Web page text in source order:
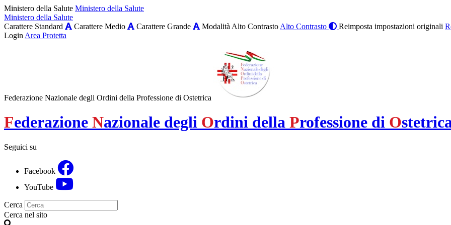
Ministero della Salute Ministero della Salute
Ministero della Salute
Carattere Standard
Carattere Medio Carattere Grande Modalità Alto Contrasto Alto Contrasto Reimposta impostazioni originali
Login Area Protetta
Federazione Nazionale degli Ordini della Professione di Ostetrica
Federazione Nazionale degli Ordini della Professione di O
Seguici su
Facebook
YouTube
Cerca
Cerca nel sito